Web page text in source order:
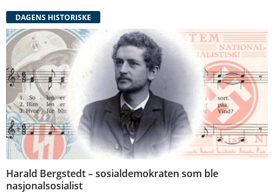
DAGENS HISTORISKE
Harald Bergstedt – sosialdemokraten som ble
nasjonalsosialist